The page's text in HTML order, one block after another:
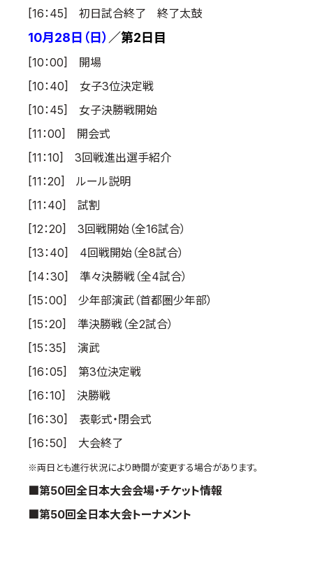
本サイトについて
プライバシーポリシー
サイトマップ
日本語
English
[16：45] 初日試合終了 終了太鼓
10月28日（日） ／第2日目
[10：00] 開場
[10：40] 女子3位決定戦
[10：45] 女子決勝戦開始
[11：00] 開会式
[11：10] 3回戦進出選手紹介
[11：20] ルール説明
[11：40] 試割
[12：20] 3回戦開始（全16試合）
[13：40] 4回戦開始（全8試合）
[14：30] 準々決勝戦（全4試合）
[15：00] 少年部演武（首都圏少年部）
[15：20] 準決勝戦（全2試合）
[15：35] 演武
[16：05] 第3位決定戦
[16：10] 決勝戦
[16：30] 表彰式・閉会式
[16：50] 大会終了
※両日とも進行状況により時間が変更する場合があります。
■第50回全日本大会会場・チケット情報
■第50回全日本大会トーナメント